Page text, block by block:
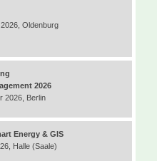
Oldenburg
2026
2026, Berlin
Energy & GIS
Halle (Saale)